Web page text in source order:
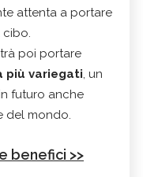
attenta a portare
cibo.
poi portare
più variegati, un
futuro anche
del mondo.
benefici >>